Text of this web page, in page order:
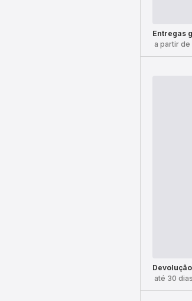
Entregas
a partir
até 30 dias